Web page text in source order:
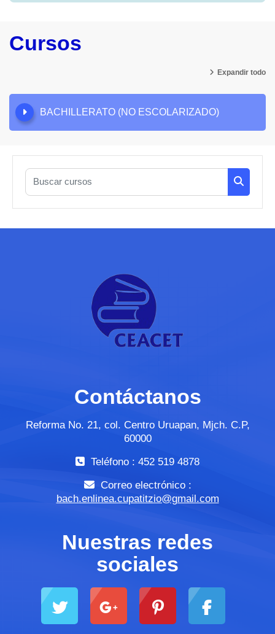
Cursos
Expandir todo
BACHILLERATO (NO ESCOLARIZADO)
Buscar cursos
Buscar
Contáctanos
Reforma No. 21, col. Centro Uruapan, Mjch. C.P,
60000
Teléfono : 452 519 4878
Correo electrónico :
bach.enlinea.cupatitzio@gmail.com
Nuestras redes
sociales